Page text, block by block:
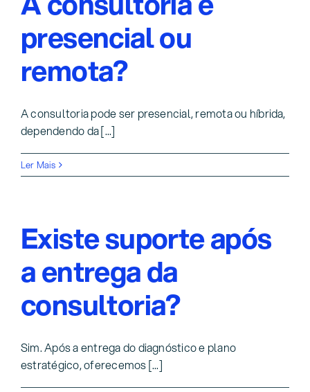
presencial ou
remota?
A consultoria pode ser presencial, remota ou híbrida,
dependendo da [...]
Ler Mais
Existe suporte após
a entrega da
consultoria?
Sim. Após a entrega do diagnóstico e plano
estratégico, oferecemos [...]